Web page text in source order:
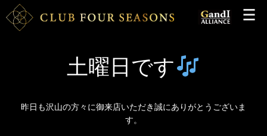
土曜日です
昨日も沢山の方々に御来店いただき誠にありがとうございま
す。